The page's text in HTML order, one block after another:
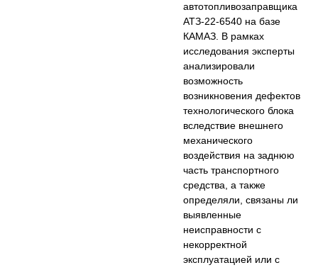
автотопливозаправщика
АТЗ-22-6540 на базе
КАМАЗ. В рамках
исследования эксперты
анализировали
возможность
возникновения дефектов
технологического блока
вследствие внешнего
механического
воздействия на заднюю
часть транспортного
средства, а также
определяли, связаны ли
выявленные
неисправности с
некорректной
эксплуатацией или с